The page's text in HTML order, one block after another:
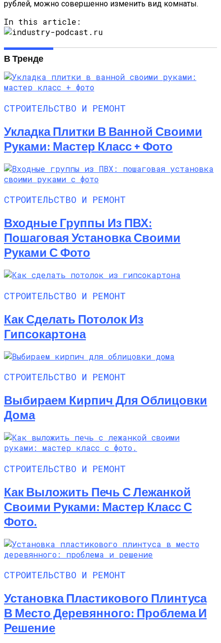
рублей, можно совершенно изменить вид комнаты.
In this article:
В Тренде
СТРОИТЕЛЬСТВО И РЕМОНТ
Укладка Плитки В Ванной Своими
Руками: Мастер Класс + Фото
СТРОИТЕЛЬСТВО И РЕМОНТ
Входные Группы Из ПВХ:
Пошаговая Установка Своими
Руками С Фото
СТРОИТЕЛЬСТВО И РЕМОНТ
Как Сделать Потолок Из
Гипсокартона
СТРОИТЕЛЬСТВО И РЕМОНТ
Выбираем Кирпич Для Облицовки
Дома
СТРОИТЕЛЬСТВО И РЕМОНТ
Как Выложить Печь С Лежанкой
Своими Руками: Мастер Класс С
Фото.
СТРОИТЕЛЬСТВО И РЕМОНТ
Установка Пластикового Плинтуса
В Место Деревянного: Проблема И
Решение